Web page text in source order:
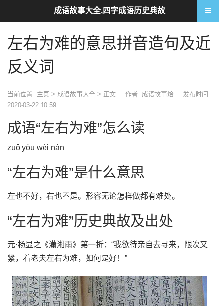
左右为难的意思拼音造句及近
反义词
当前位置: 主页 > 成语故事大全 > 正文 作者: 成语故事烩
发布时间:
2020-03-22 10:59
成语“左右为难”怎么读
zuǒ yòu wéi nán
“左右为难”是什么意思
左也不好，右也不是。形容无论怎样做都有难处。
“左右为难”历史典故及出处
元·杨显之《潇湘雨》第一折：“我欲待亲自去寻来，限次又
紧，着老夫左右为难，如何是好！”
成语故事大全,四字成语历史典故